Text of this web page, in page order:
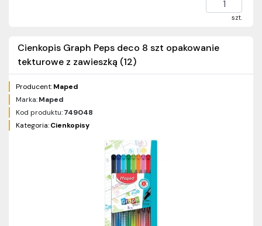
szt.
Cienkopis Graph Peps deco 8 szt opakowanie
tekturowe z zawieszką (12)
Producent:Maped
Marka:Maped
Kod produktu:749048
Kategoria:Cienkopisy